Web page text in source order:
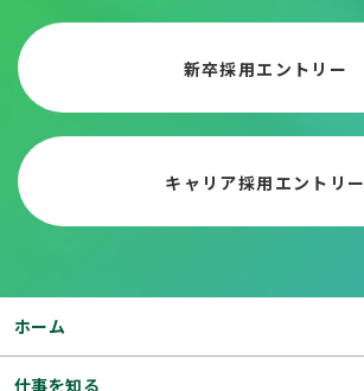
新卒採用エントリー
キャリア採用エントリー
ホーム
仕事を知る